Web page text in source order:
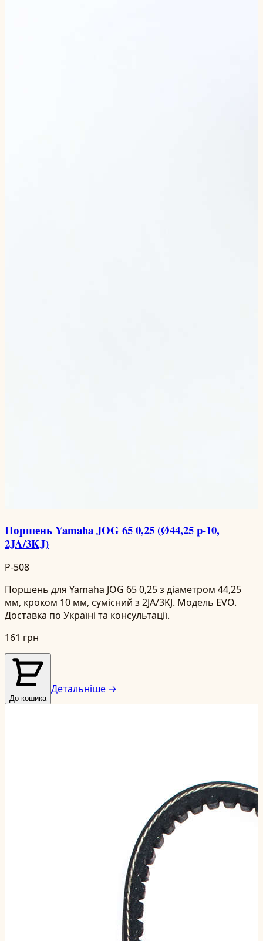
Поршень Yamaha JOG 65 0,25 (Ø44,25 p-10,
2JA/3KJ)
P-508
Поршень для Yamaha JOG 65 0,25 з діаметром 44,25
мм, кроком 10 мм, сумісний з 2JA/3KJ. Модель EVO.
Доставка по Україні та консультації.
161 грн
До кошика
Детальніше →